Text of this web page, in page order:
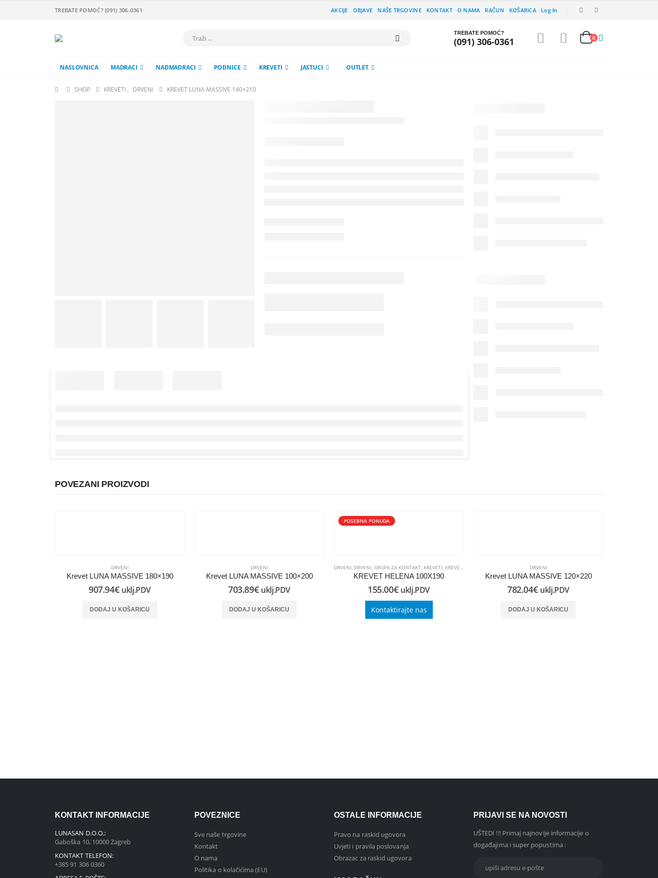
TREBATE POMOĆ? (091) 306-0361 AKCIJE OBJAVE NAŠE TRGOVINE KONTAKT O NAMA RAČUN KOŠARICA Log In
TREBATE POMOĆ?
(091) 306-0361 0
NASLOVNICA MADRACI NADMADRACI PODNICE KREVETI JASTUCI OUTLET
SHOP KREVETI , DRVENI KREVET LUNA MASSIVE 140×210
POVEZANI PROIZVODI
DRVENI
Krevet LUNA MASSIVE 180×190
907.94€ uklj.PDV
DODAJ U KOŠARICU
DRVENI
Krevet LUNA MASSIVE 100×200
703.89€ uklj.PDV
DODAJ U KOŠARICU
POSEBNA PONUDA
DRVENI, DRVENI, GRUPA ZA KONTAKT, KREVETI, KREVETI
KREVET HELENA 100X190
155.00€ uklj.PDV
Kontaktirajte nas
DRVENI
Krevet LUNA MASSIVE 120×220
782.04€ uklj.PDV
DODAJ U KOŠARICU
KONTAKT INFORMACIJE
LUNASAN D.O.O.:
Gaboška 10, 10000 Zagreb
KONTAKT TELEFON:
+385 91 306 0360
POVEZNICE
Sve naše trgovine
Kontakt
O nama
Politika o kolačićima (EU)
OSTALE INFORMACIJE
Pravo na raskid ugovora
Uvjeti i pravila poslovanja
Obrazac za raskid ugovora
PRIJAVI SE NA NOVOSTI
UŠTEDI !!! Primaj najnovije informacije o
događajima i super popustima :